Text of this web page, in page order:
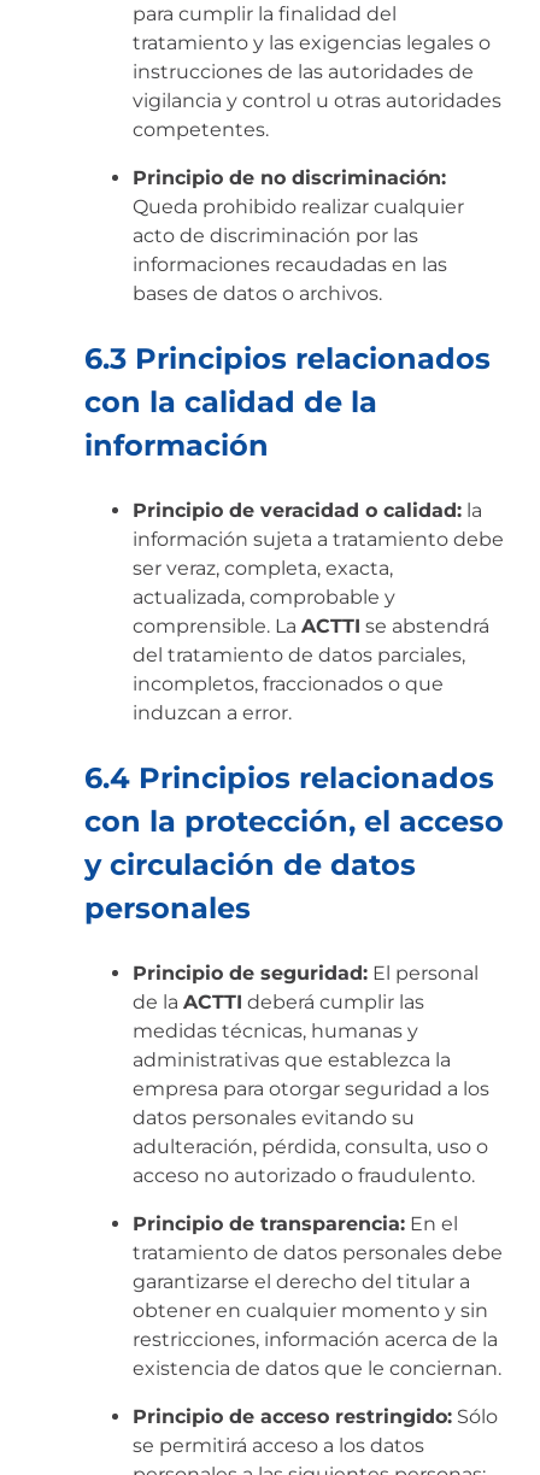
para cumplir la finalidad del
tratamiento y las exigencias legales o
instrucciones de las autoridades de
vigilancia y control u otras autoridades
competentes.
Principio de no discriminación:
Queda prohibido realizar cualquier
acto de discriminación por las
informaciones recaudadas en las
bases de datos o archivos.
6.3 Principios relacionados
con la calidad de la
información
Principio de veracidad o calidad:la
información sujeta a tratamiento debe
ser veraz, completa, exacta,
actualizada, comprobable y
comprensible. La ACTTI se abstendrá
del tratamiento de datos parciales,
incompletos, fraccionados o que
induzcan a error.
6.4 Principios relacionados
con la protección, el acceso
y circulación de datos
personales
Principio de seguridad:El personal
de la ACTTI deberá cumplir las
medidas técnicas, humanas y
administrativas que establezca la
empresa para otorgar seguridad a los
datos personales evitando su
adulteración, pérdida, consulta, uso o
acceso no autorizado o fraudulento.
Principio de transparencia:En el
tratamiento de datos personales debe
garantizarse el derecho del titular a
obtener en cualquier momento y sin
restricciones, información acerca de la
existencia de datos que le conciernan.
Principio de acceso restringido:Sólo
se permitirá acceso a los datos